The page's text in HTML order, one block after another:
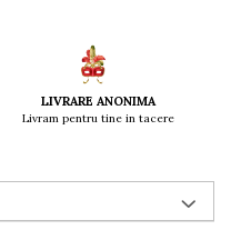
LIVRARE ANONIMA
Livram pentru tine in tacere